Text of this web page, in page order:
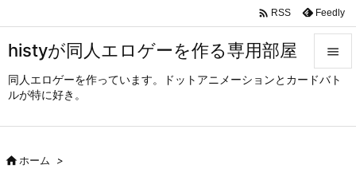
histyが同人エロゲーを作る専用部屋
同人エロゲーを作っています。ドットアニメーションとカードバト
ルが特に好き。



 RSS Feedly
ホーム >